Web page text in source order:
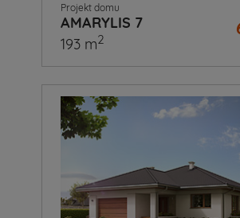
Projekt domu
AMARYLIS 7
193 m2